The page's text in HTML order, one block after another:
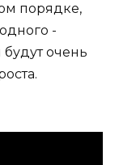
порядке,
-
очень